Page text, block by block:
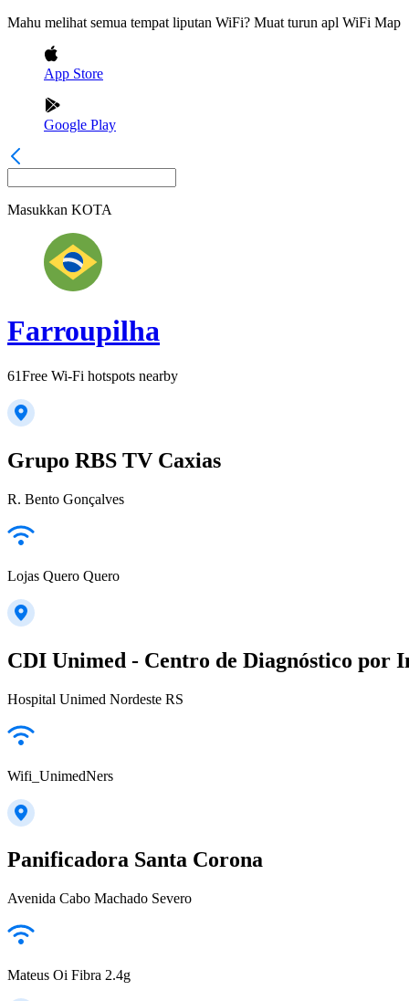
Mahu melihat semua tempat liputan WiFi? Muat turun apl WiFi Map
App Store
Google Play
Masukkan KOTA
Farroupilha
61Free Wi-Fi hotspots nearby
Grupo RBS TV Caxias
R. Bento Gonçalves
Lojas Quero Quero
CDI Unimed - Centro de Diagnóstico por
Hospital Unimed Nordeste RS
Wifi_UnimedNers
Panificadora Santa Corona
Avenida Cabo Machado Severo
Mateus Oi Fibra 2.4g